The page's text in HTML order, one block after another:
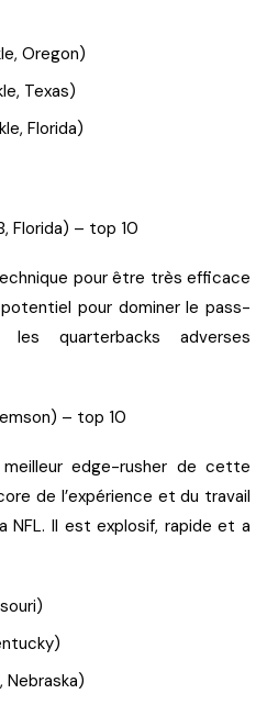
Oregon)
Texas)
Florida)
Florida) – top 10
pour être très efficace
pour dominer le pass-
quarterbacks adverses
– top 10
edge-rusher de cette
de l’expérience et du travail
NFL. Il est explosif, rapide et a
Nebraska)